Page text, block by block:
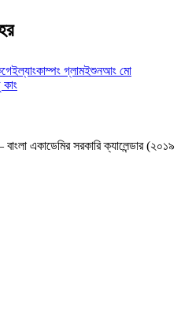
গেইল্যাংকাম্পং গ্লামইশুনআং মো
কাং
একাডেমির সরকারি ক্যালেন্ডার (২০১৯